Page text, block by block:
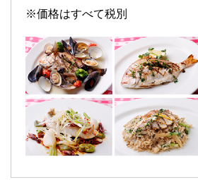
※価格はすべて税別